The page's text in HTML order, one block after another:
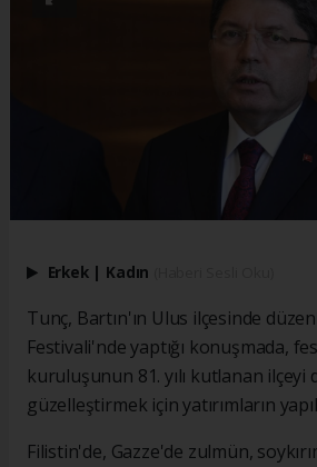
Erkek | Kadın
Tunç, Bartın'ın Ulus ilçesinde
Festivali'nde yaptığı konuşmada,
kuruluşunun 81. yılı kutlanan ilçeyi
güzelleştirmek için yatırımların
Filistin'de, Gazze'de zulmün,